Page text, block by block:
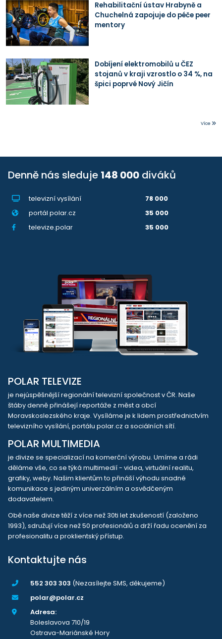
Rehabilitační ústav Hrabyně a
Chuchelná zapojuje do péče peer
mentory
Dobíjení elektromobilů u ČEZ
stojanů v kraji vzrostlo o 34 %, na
špici poprvé Nový Jičín
Více
Denně nás sleduje 148 000 diváků
televizní vysílání
78 000
portál polar.cz
35 000
televize.polar
35 000
POLAR TELEVIZE
je nejúspěšnější regionální televizní společnost v ČR. Naše
štáby denně přinášejí reportáže z měst a obcí
Moravskoslezského kraje. Vysíláme je k lidem prostřednictvím
televizního vysílání, portálu polar.cz a sociálních sítí.
POLAR MULTIMEDIA
je divize se specializací na komerční výrobu. Umíme a rádi
děláme vše, co se týká multimedií - videa, virtuální realitu,
grafiky, weby. Našim klientům to přináší výhodu snadné
komunikace s jediným univerzálním a osvědčeným
dodavatelem.
Obě naše divize těží z více než 30ti let zkušeností (založeno
1993), sdružují více než 50 profesionálů a drží řadu ocenění za
profesionalitu a proklientský přístup.
Kontaktujte nás
552 303 303 (Nezasílejte SMS, děkujeme)
polar@polar.cz
Adresa:
Boleslavova 710/19
Ostrava-Mariánské Hory